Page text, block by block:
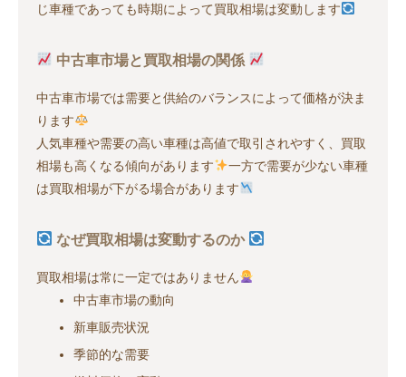
じ車種であっても時期によって買取相場は変動します
中古車市場と買取相場の関係
中古車市場では需要と供給のバランスによって価格が決ま
ります
人気車種や需要の高い車種は高値で取引されやすく、買取
相場も高くなる傾向があります
一方で需要が少ない車種
は買取相場が下がる場合があります
なぜ買取相場は変動するのか
買取相場は常に一定ではありません
中古車市場の動向
新車販売状況
季節的な需要